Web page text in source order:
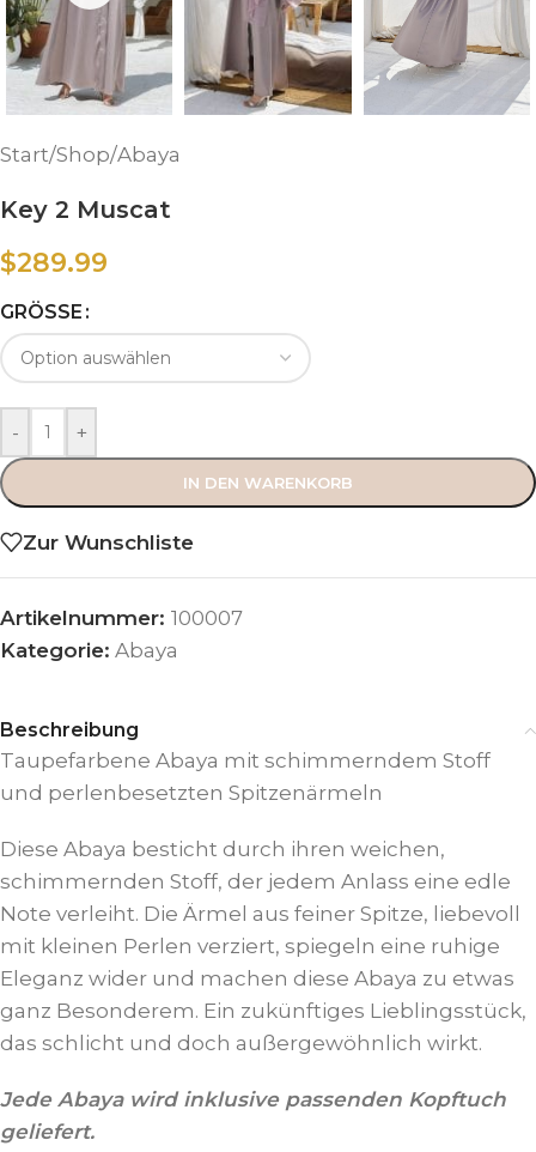
Start/Shop/Abaya
Key 2 Muscat
$289.99
GRÖSSE
- +
IN DEN WARENKORB
Zur Wunschliste
Artikelnummer: 100007
Kategorie: Abaya
Beschreibung
Taupefarbene Abaya mit schimmerndem Stoff
und perlenbesetzten Spitzenärmeln
Diese Abaya besticht durch ihren weichen,
schimmernden Stoff, der jedem Anlass eine edle
Note verleiht. Die Ärmel aus feiner Spitze, liebevoll
mit kleinen Perlen verziert, spiegeln eine ruhige
Eleganz wider und machen diese Abaya zu etwas
ganz Besonderem. Ein zukünftiges Lieblingsstück,
das schlicht und doch außergewöhnlich wirkt.
Jede Abaya wird inklusive passenden Kopftuch
geliefert.